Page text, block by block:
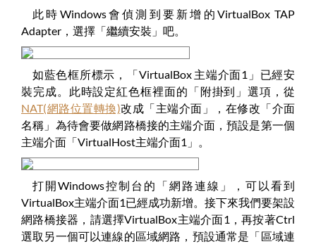
此時Windows會偵測到要新增的VirtualBox TAP
Adapter，選擇「繼續安裝」吧。
如藍色框所標示，「VirtualBox 主端介面1」已經安
裝完成。此時設定紅色框裡面的「附掛到」選項，從
NAT(網路位置轉換)改成「主端介面」，在修改「介面
名稱」為待會要做網路橋接的主端介面，預設是第一個
主端介面「VirtualHost主端介面1」。
打開Windows控制台的「網路連線」，可以看到
VirtualBox主端介面1已經成功新增。接下來我們要架設
網路橋接器，請選擇VirtualBox主端介面1，再按著Ctrl
選取另一個可以連線的區域網路，預設通常是「區域連